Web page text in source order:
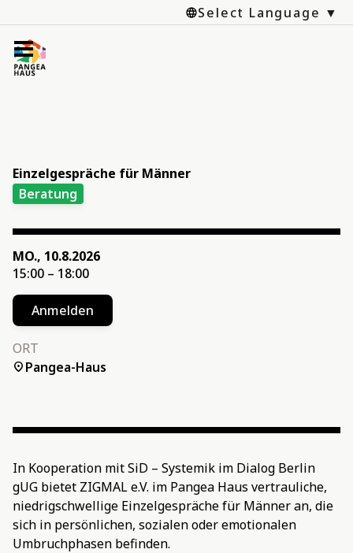
Select Language
Projekte
Pangea-Haus e.V.
Einzelgespräche für Männer
Beratung
MO., 10.8.2026
15:00 – 18:00
Anmelden
ORT
location_on Pangea-Haus
In Kooperation mit SiD – Systemik im Dialog Berlin
gUG bietet ZIGMAL e.V. im Pangea Haus vertrauliche,
niedrigschwellige Einzelgespräche für Männer an, die
sich in persönlichen, sozialen oder emotionalen
Umbruchphasen befinden.